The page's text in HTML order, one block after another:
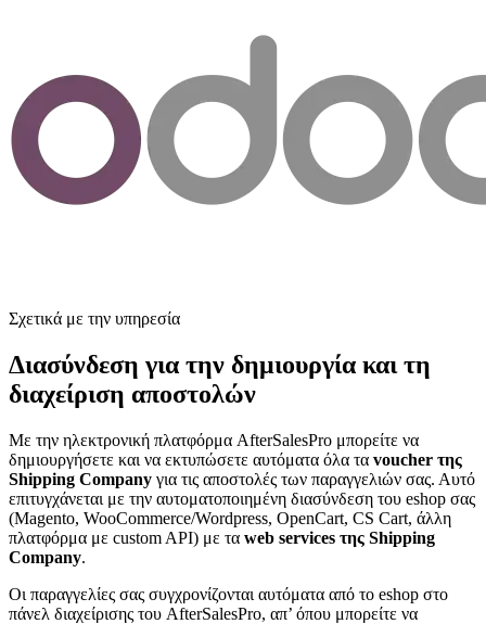
Σχετικά με την υπηρεσία
Διασύνδεση για την δημιουργία και τη
διαχείριση αποστολών
Με την ηλεκτρονική πλατφόρμα AfterSalesPro μπορείτε να
δημιουργήσετε και να εκτυπώσετε αυτόματα όλα τα voucher της
Shipping Company για τις αποστολές των παραγγελιών σας. Αυτό
επιτυγχάνεται με την αυτοματοποιημένη διασύνδεση του eshop σας
(Magento, WooCommerce/Wordpress, OpenCart, CS Cart, άλλη
πλατφόρμα με custom API) με τα web services της Shipping
Company.
Οι παραγγελίες σας συγχρονίζονται αυτόματα από το eshop στο
πάνελ διαχείρισης του AfterSalesPro, απ’ όπου μπορείτε να